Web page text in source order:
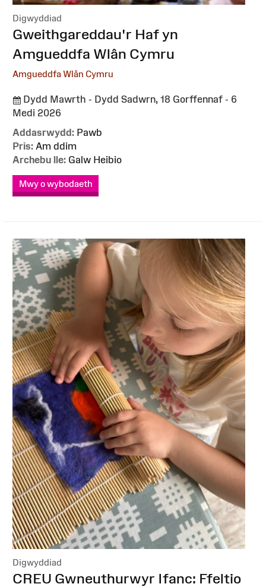
Digwyddiad
:Gweithgareddau'r Haf yn
Amgueddfa Wlân Cymru
Amgueddfa Wlân Cymru
Dydd Mawrth - Dydd Sadwrn, 18 Gorffennaf - 6
Medi 2026
Addasrwydd: Pawb
Pris: Am ddim
Archebu lle: Galw Heibio
Mwy o wybodaeth
Digwyddiad
:CREU Gwneuthurwyr Ifanc: Ffeltio